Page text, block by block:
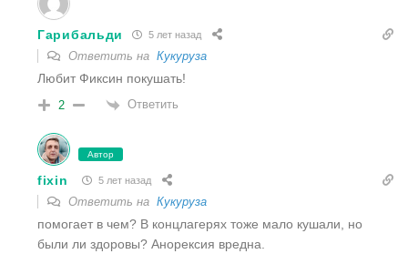
Гарибальди 5 лет назад
Ответить на Кукуруза
Любит Фиксин покушать!
2 Ответить
Автор
fixin 5 лет назад
Ответить на Кукуруза
помогает в чем? В концлагерях тоже мало кушали, но
были ли здоровы? Анорексия вредна.